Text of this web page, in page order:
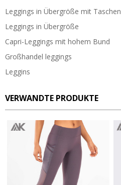
Leggings in Übergröße mit Taschen
Leggings in Übergröße
Capri-Leggings mit hohem Bund
Großhandel leggings
Leggins
VERWANDTE PRODUKTE